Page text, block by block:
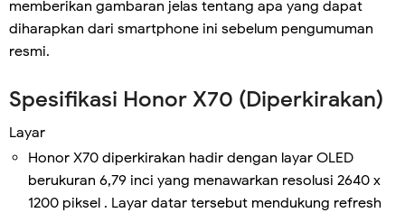
memberikan gambaran jelas tentang apa yang dapat
diharapkan dari smartphone ini sebelum pengumuman
resmi.
Spesifikasi Honor X70 (Diperkirakan)
Layar
Honor X70 diperkirakan hadir dengan layar OLED
berukuran 6,79 inci yang menawarkan resolusi 2640 x
1200 piksel . Layar datar tersebut mendukung refresh